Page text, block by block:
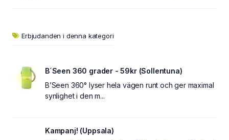
Erbjudanden i denna kategori
B´Seen 360 grader - 59kr (Sollentuna)
B’Seen 360° lyser hela vägen runt och ger maximal
synlighet i den m...
Kampanj! (Uppsala)